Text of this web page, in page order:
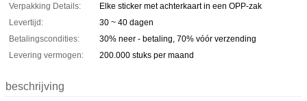
Verpakking Details:
Elke sticker met achterkaart in een OPP-zak
Levertijd:
30 ~ 40 dagen
Betalingscondities:
30% neer - betaling, 70% vóór verzending
Levering vermogen:
200.000 stuks per maand
beschrijving